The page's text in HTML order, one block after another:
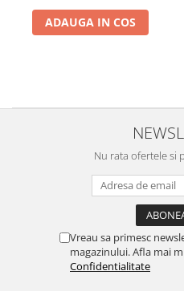
ADAUGA IN COS
Nu rata ofertele si
Vreau sa primesc
magazinului. Afla mai
Confidentialitate